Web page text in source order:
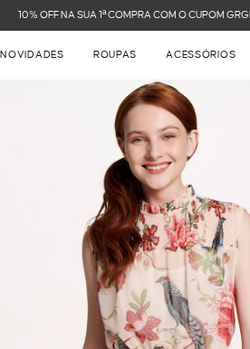
FRETE GRÁTIS NAS COMPRAS ACIMA DE R$
NOVIDADES ROUPAS ACESSÓRIOS